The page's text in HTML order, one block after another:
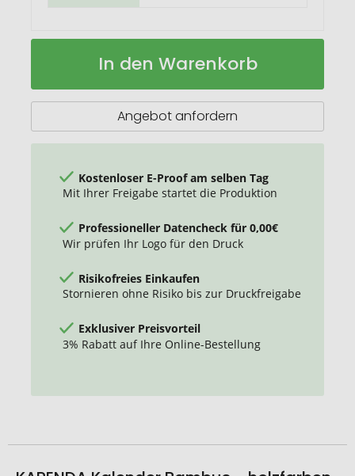
KARENDA
Auf
In den Warenkorb
Angebot anfordern
Kostenloser E-Proof am selben Tag
Mit Ihrer Freigabe startet die Produktion
Professioneller Datencheck für 0,00€
Wir prüfen Ihr Logo für den Druck
Risikofreies Einkaufen
Stornieren ohne Risiko bis zur Druckfreigabe
Exklusiver Preisvorteil
3% Rabatt auf Ihre Online-Bestellung